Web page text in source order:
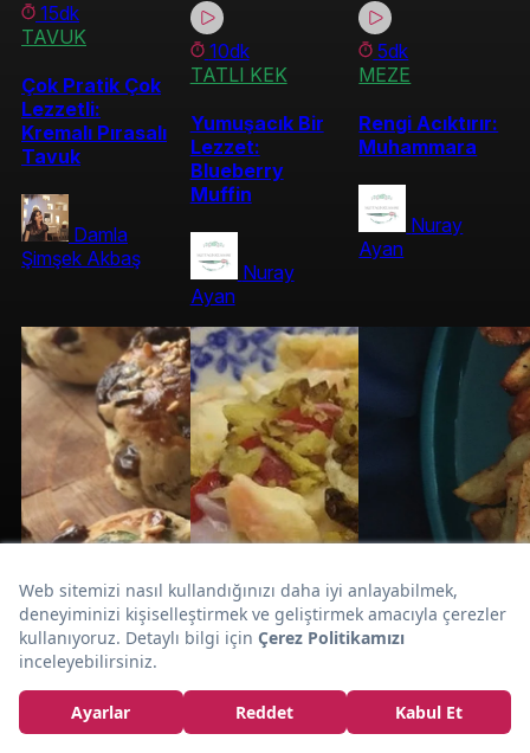
Ev Yapımı
Dereotlu Poğaça
Tarifi
15dk
TAVUK
Çok Pratik Çok
Lezzetli:
Kremalı Pırasalı
Tavuk
Damla
Şimşek Akbaş
10dk
TATLI KEK
Yumuşacık Bir
Lezzet:
Blueberry
Muffin
Nuray
Ayan
5dk
MEZE
Rengi Acıktırır:
Muhammara
Nuray
Ayan